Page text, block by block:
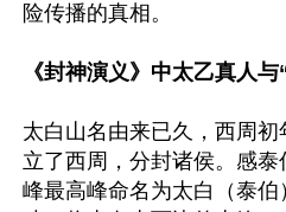
险传播的真相。
《封神演义》中太乙真人
太白山名由来已久，西周
立了西周，分封诸侯。感
峰最高峰命名为太白（泰